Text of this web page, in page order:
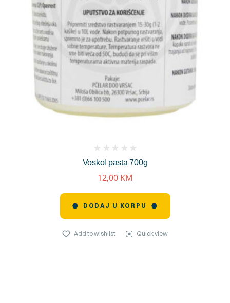
Voskol pasta 700g
reviews)
12,00 KM
DODAJ U KORPU
Add to wishlist Quick view